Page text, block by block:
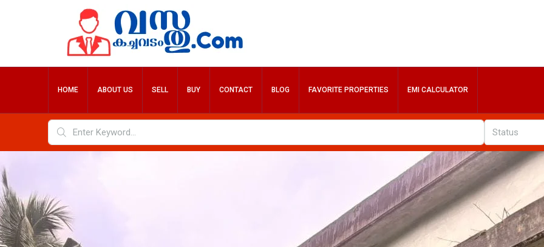
HOME ABOUT US SELL BUY CONTACT BLOG FAVORITE PROPERTIES EMI CALCULATOR
Status